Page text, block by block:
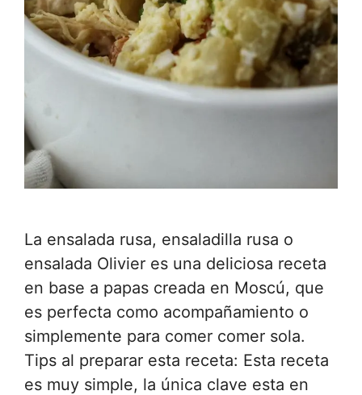
La ensalada rusa, ensaladilla rusa o
ensalada Olivier es una deliciosa receta
en base a papas creada en Moscú, que
es perfecta como acompañamiento o
simplemente para comer comer sola.
Tips al preparar esta receta: Esta receta
es muy simple, la única clave esta en